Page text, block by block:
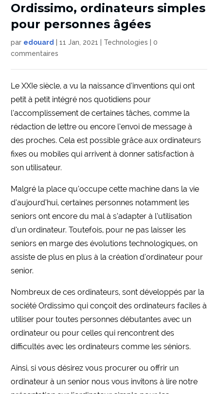
Ordissimo, ordinateurs simples
pour personnes âgées
par edouard |11 Jan, 2021 | Technologies |0
commentaires
Le XXIe siècle, a vu la naissance d’inventions qui ont
petit à petit intégré nos quotidiens pour
l’accomplissement de certaines tâches, comme la
rédaction de lettre ou encore l’envoi de message à
des proches. Cela est possible grâce aux ordinateurs
fixes ou mobiles qui arrivent à donner satisfaction à
son utilisateur.
Malgré la place qu’occupe cette machine dans la vie
d’aujourd’hui, certaines personnes notamment les
seniors ont encore du mal à s’adapter à l’utilisation
d’un ordinateur. Toutefois, pour ne pas laisser les
seniors en marge des évolutions technologiques, on
assiste de plus en plus à la création d’ordinateur pour
senior.
Nombreux de ces ordinateurs, sont développés par la
société Ordissimo qui conçoit des ordinateurs faciles à
utiliser pour toutes personnes débutantes avec un
ordinateur ou pour celles qui rencontrent des
difficultés avec les ordinateurs comme les séniors.
Ainsi, si vous désirez vous procurer ou offrir un
ordinateur à un senior nous vous invitons à lire notre